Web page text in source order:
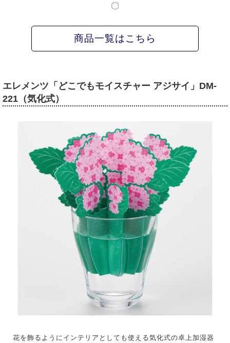
〇
商品一覧はこちら
エレメンツ「どこでもモイスチャー アジサイ」DM-
221（気化式）
花を飾るようにインテリアとしても使える気化式の卓上加湿器